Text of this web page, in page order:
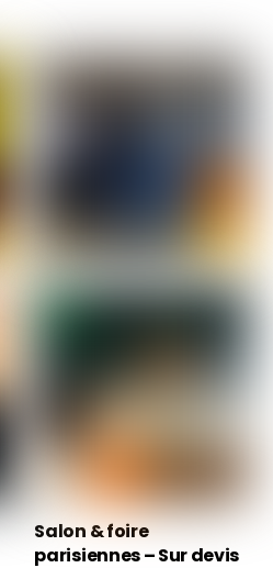
Salon & foire
parisiennes – Sur devis